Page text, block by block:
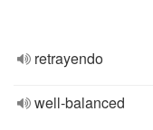
retrayendo
well-balanced